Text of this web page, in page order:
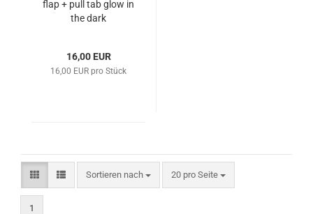
flap + pull tab glow in
the dark
16,00 EUR
16,00 EUR pro Stück
Sortieren nach
Sortieren nach 20 pro Seite
pro Seite
1